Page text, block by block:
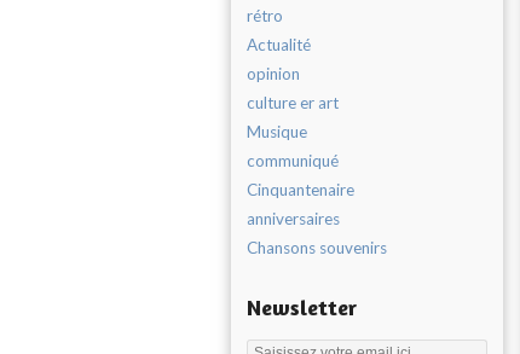
rétro
Actualité
opinion
culture er art
Musique
communiqué
Cinquantenaire
anniversaires
Chansons souvenirs
Newsletter